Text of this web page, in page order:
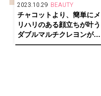
2023.10.29 BEAUTY
チャコットより、簡単にメ
リハリのある顔立ちが叶う
ダブルマルチクレヨンが発
売！